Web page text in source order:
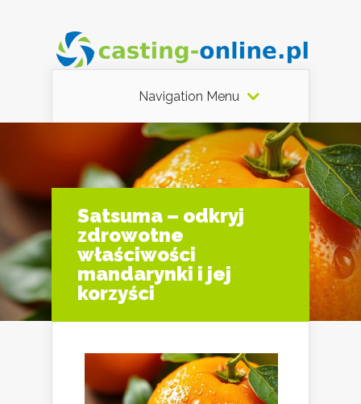
Navigation Menu
Satsuma – odkryj
zdrowotne
właściwości
mandarynki i jej
korzyści